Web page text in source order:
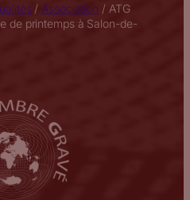
/ Association / ATG
de printemps à Salon-de-